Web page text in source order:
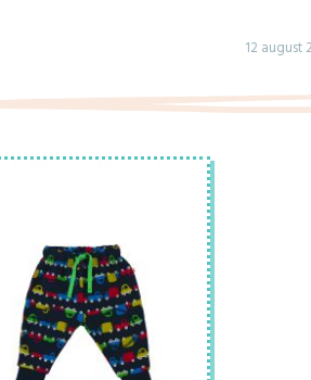
12 august